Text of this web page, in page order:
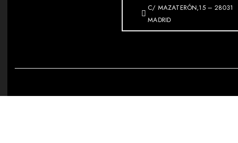
C/ MAZATERÓN,15 – 28031
MADRID